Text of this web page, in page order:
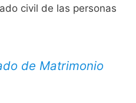
civil de las personas
de Matrimonio